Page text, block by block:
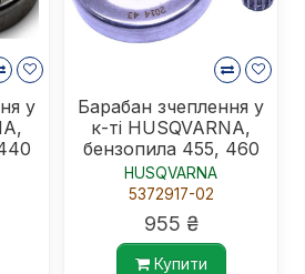
у
Барабан зчеплення у
к-ті HUSQVARNA,
бензопила 455, 460
HUSQVARNA
5372917-02
955 ₴
Купити